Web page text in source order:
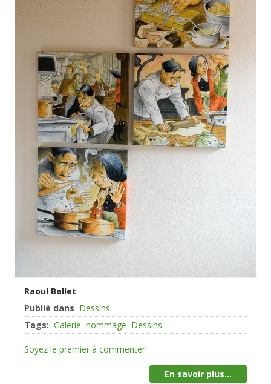
Raoul Ballet
Publié dans Dessins
Tags: Galerie hommage Dessins
Soyez le premier à commenter!
En savoir plus...